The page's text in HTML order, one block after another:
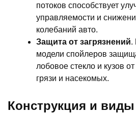
потоков способствует
управляемости и
колебаний авто.
Защита от загрязнений.
модели спойлеров
лобовое стекло и кузов
грязи и насекомых.
Конструкция и виды